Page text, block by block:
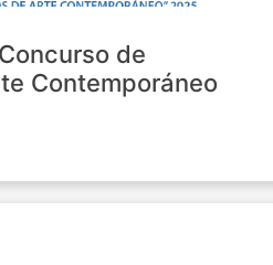
de
Contemporáneo